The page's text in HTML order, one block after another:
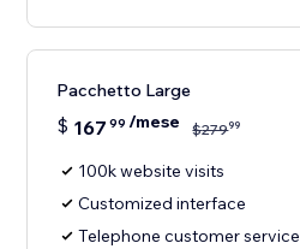
Pacchetto Large
$ 167 99 /mese $27999
100k website visits
Customized interface
Telephone customer service